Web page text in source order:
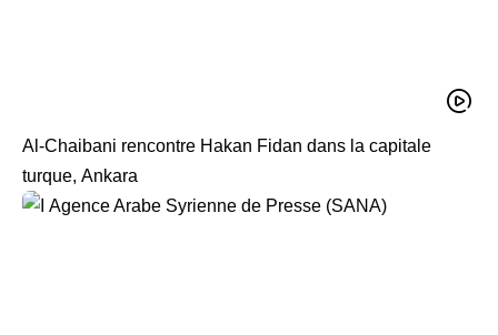
Al-Chaibani rencontre Hakan Fidan dans la capitale
turque, Ankara